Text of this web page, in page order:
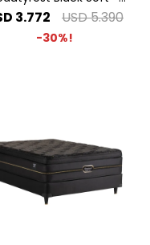
1.40 x 1.90 2 Plazas
3.772 USD5.390
30